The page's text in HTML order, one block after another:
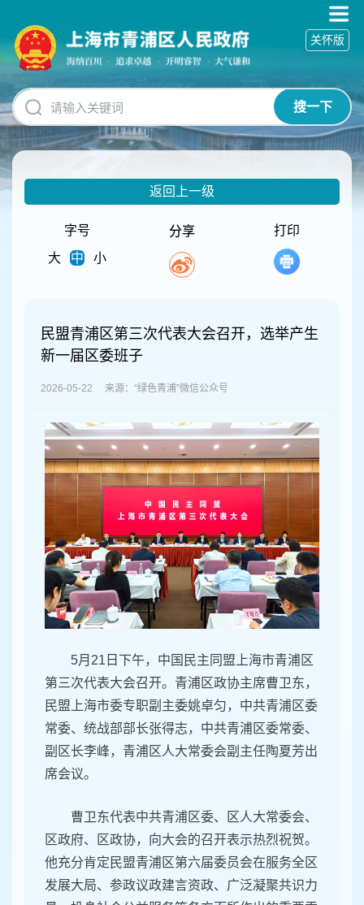
碍
操
明
跳
转
到
网
搜一下
关怀版
返回上一级
字号
大
中 小
分享 打印
民盟青浦区第三次代表大会召开，选举产生
新一届区委班子
2026-05-22 来源：“绿色青浦”微信公众号
5月21日下午，中国民主同盟上海市青浦区
第三次代表大会召开。青浦区政协主席曹卫东，
民盟上海市委专职副主委姚卓匀，中共青浦区委
副区长李峰，青浦区人大常委会副主任陶夏芳出
席会议。
曹卫东代表中共青浦区委、区人大常委会、